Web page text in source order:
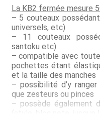
Questions-Réponses?
Revendeurs
Revue de presse
Téléchargements
Thank you for booking
La KB2 fermée mesure
– 5 couteaux
universels, etc)
– 11 couteaux
santoku etc)
– compatible avec
pochettes étant
et la taille des manches
– possibilité d’y
que zesteurs ou pinces
– possède également